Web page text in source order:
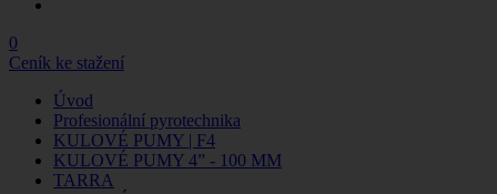
0
Ceník ke stažení
Úvod
Profesionální pyrotechnika
KULOVÉ PUMY | F4
KULOVÉ PUMY 4” - 100 MM
TARRA